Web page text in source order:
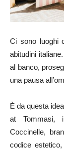
Ci sono luoghi
abitudini
al banco,
una pausa
È da questa
at Tommasi,
Coccinelle,
codice